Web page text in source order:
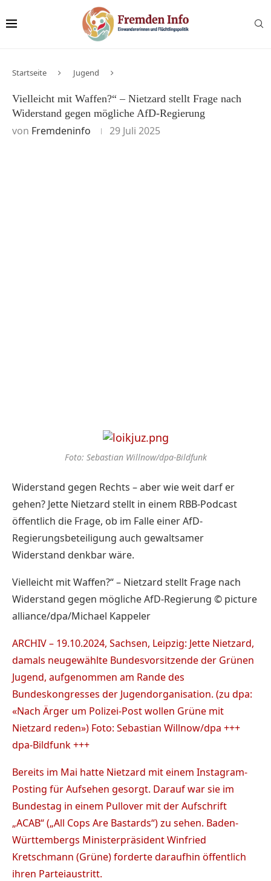
Startseite Jugend
Vielleicht mit Waffen?“ – Nietzard stellt Frage nach
Widerstand gegen mögliche AfD-Regierung
von Fremdeninfo 29 Juli 2025
Foto: Sebastian Willnow/dpa-Bildfunk
Widerstand gegen Rechts – aber wie weit darf er
gehen? Jette Nietzard stellt in einem RBB-Podcast
öffentlich die Frage, ob im Falle einer AfD-
Regierungsbeteiligung auch gewaltsamer
Widerstand denkbar wäre.
Vielleicht mit Waffen?“ – Nietzard stellt Frage nach
Widerstand gegen mögliche AfD-Regierung © picture
alliance/dpa/Michael Kappeler
ARCHIV – 19.10.2024, Sachsen, Leipzig: Jette Nietzard,
damals neugewählte Bundesvorsitzende der Grünen
Jugend, aufgenommen am Rande des
Bundeskongresses der Jugendorganisation. (zu dpa:
«Nach Ärger um Polizei-Post wollen Grüne mit
Nietzard reden») Foto: Sebastian Willnow/dpa +++
dpa-Bildfunk +++
Bereits im Mai hatte Nietzard mit einem Instagram-
Posting für Aufsehen gesorgt. Darauf war sie im
Bundestag in einem Pullover mit der Aufschrift
„ACAB“ („All Cops Are Bastards“) zu sehen. Baden-
Württembergs Ministerpräsident Winfried
Kretschmann (Grüne) forderte daraufhin öffentlich
ihren Parteiaustritt.